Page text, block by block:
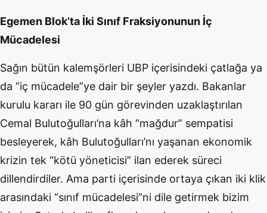
Egemen Blok’ta İki Sınıf Fraksiyonunun İç
Mücadelesi
Sağın bütün kalemşörleri UBP içerisindeki çatlağa ya
da “iç mücadele”ye dair bir şeyler yazdı. Bakanlar
kurulu kararı ile 90 gün görevinden uzaklaştırılan
Cemal Bulutoğulları’na kâh “mağdur” sempatisi
besleyerek, kâh Bulutoğulları’nı yaşanan ekonomik
krizin tek “kötü yöneticisi” ilan ederek süreci
dillendirdiler. Ama parti içerisinde ortaya çıkan iki klik
arasındaki “sınıf mücadelesi”ni dile getirmek bizim